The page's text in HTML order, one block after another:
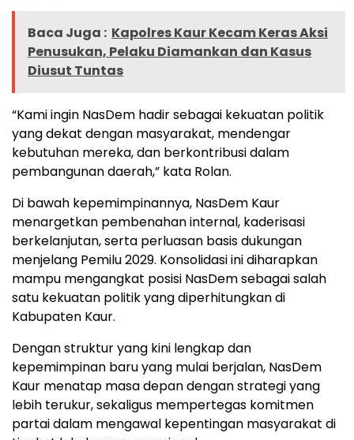
Baca Juga : Kapolres Kaur Kecam Keras Aksi
Penusukan, Pelaku Diamankan dan Kasus
Diusut Tuntas
“Kami ingin NasDem hadir sebagai kekuatan politik
yang dekat dengan masyarakat, mendengar
kebutuhan mereka, dan berkontribusi dalam
pembangunan daerah,” kata Rolan.
Di bawah kepemimpinannya, NasDem Kaur
menargetkan pembenahan internal, kaderisasi
berkelanjutan, serta perluasan basis dukungan
menjelang Pemilu 2029. Konsolidasi ini diharapkan
mampu mengangkat posisi NasDem sebagai salah
satu kekuatan politik yang diperhitungkan di
Kabupaten Kaur.
Dengan struktur yang kini lengkap dan
kepemimpinan baru yang mulai berjalan, NasDem
Kaur menatap masa depan dengan strategi yang
lebih terukur, sekaligus mempertegas komitmen
partai dalam mengawal kepentingan masyarakat di